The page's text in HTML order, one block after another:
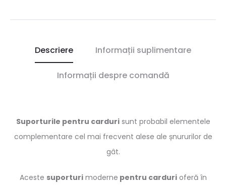
Descriere Informații suplimentare
Informații despre comandă
Suporturile pentru cardurisunt probabil elementele
complementare cel mai frecvent alese ale șnururilor de
gât.
Aceste suporturimoderne pentru cardurioferă în